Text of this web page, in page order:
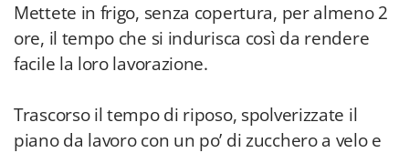
Mettete in frigo, senza copertura, per almeno 2
ore, il tempo che si indurisca così da rendere
facile la loro lavorazione.
Trascorso il tempo di riposo, spolverizzate il
piano da lavoro con un po’ di zucchero a velo e